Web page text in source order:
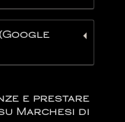
e prestare
Marchesi di